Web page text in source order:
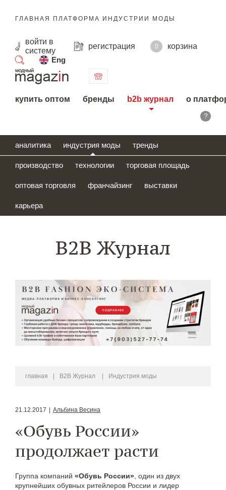
ГЛАВНАЯ ПЛАТФОРМА ИНДУСТРИИ МОДЫ
войти в
систему
регистрация 0
корзина
Eng
поиск
купить оптом бренды b2b журнал о
?
аналитика индустрия моды тренды
производство технологии торговая площадь
оптовая торговля франчайзинг выставки
карьера
B2B Журнал
главная B2B Журнал Индустрия моды
21.12.2017 Альбина Весина
«Обувь России»
продолжает расти
Группа компаний «Обувь России» , один из двух
крупнейших обувных ритейлеров России и лидер